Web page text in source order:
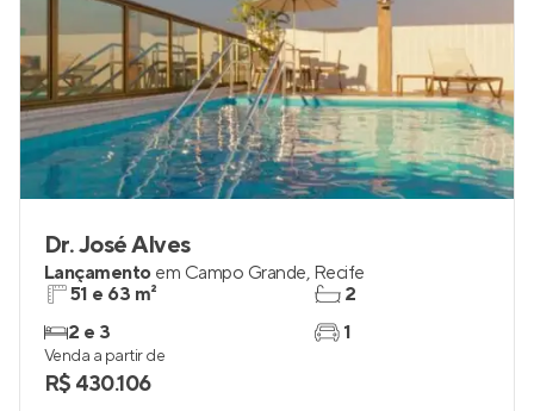
Dr. José Alves
Lançamento em Campo Grande, Recife
51 e 63 m²
2 e 3
2
1
Venda a partir de
R$ 430.106